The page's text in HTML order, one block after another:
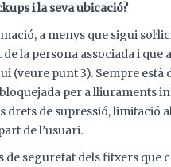
i la seva ubicació?
a menys que sigui
la persona associada i que
(veure punt 3). Sempre està
per a lliuraments
drets de supressió, limitació
de l’usuari.
de seguretat dels fitxers que